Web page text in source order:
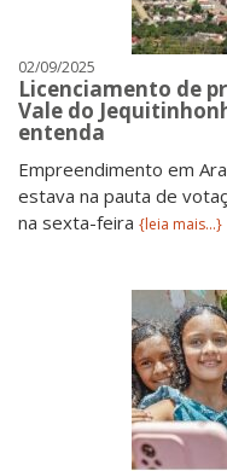
02/09/2025
Licenciamento de
Vale do
entenda
Empreendimento em
estava na pauta de
na sexta-feira {leia mais...}